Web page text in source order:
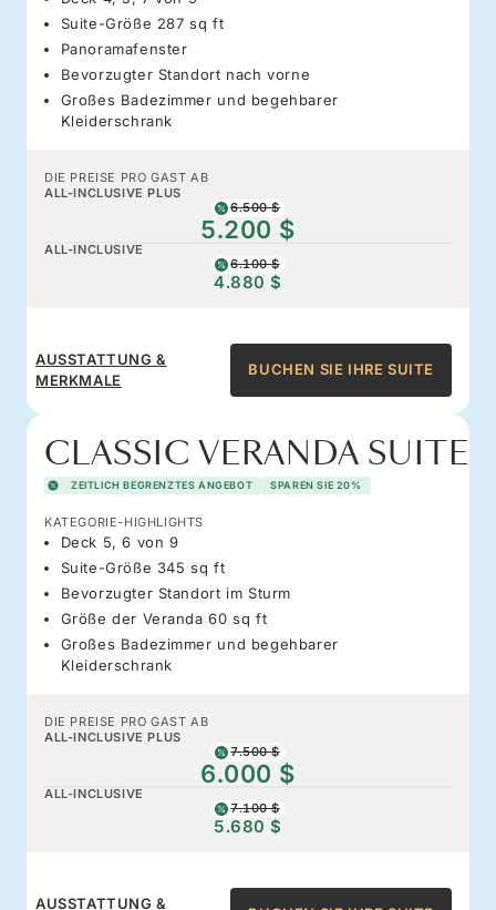
Suite-Größe 287 sq ft
Panoramafenster
Bevorzugter Standort nach vorne
Großes Badezimmer und begehbarer
Kleiderschrank
DIE PREISE PRO GAST AB
ALL-INCLUSIVE PLUS
6.500 $
5.200 $
ALL-INCLUSIVE
6.100 $
4.880 $
AUSSTATTUNG &
MERKMALE
BUCHEN SIE IHRE SUITE
CLASSIC VERANDA SUITE
ZEITLICH BEGRENZTES ANGEBOT SPAREN SIE 20%
KATEGORIE-HIGHLIGHTS
Deck 5, 6 von 9
Suite-Größe 345 sq ft
Bevorzugter Standort im Sturm
Größe der Veranda 60 sq ft
Großes Badezimmer und begehbarer
Kleiderschrank
DIE PREISE PRO GAST AB
ALL-INCLUSIVE PLUS
7.500 $
6.000 $
ALL-INCLUSIVE
7.100 $
5.680 $
AUSSTATTUNG &